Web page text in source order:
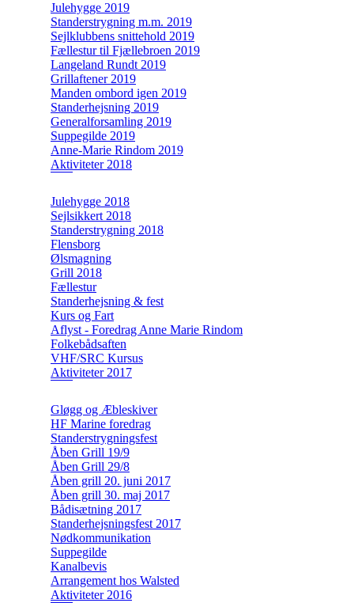
Julehygge 2019
Standerstrygning m.m. 2019
Sejlklubbens snittehold 2019
Fællestur til Fjællebroen 2019
Langeland Rundt 2019
Grillaftener 2019
Manden ombord igen 2019
Standerhejsning 2019
Generalforsamling 2019
Suppegilde 2019
Anne-Marie Rindom 2019
Aktiviteter 2018
Julehygge 2018
Sejlsikkert 2018
Standerstrygning 2018
Flensborg
Ølsmagning
Grill 2018
Fællestur
Standerhejsning & fest
Kurs og Fart
Aflyst - Foredrag Anne Marie Rindom
Folkebådsaften
VHF/SRC Kursus
Aktiviteter 2017
Gløgg og Æbleskiver
HF Marine foredrag
Standerstrygningsfest
Åben Grill 19/9
Åben Grill 29/8
Åben grill 20. juni 2017
Åben grill 30. maj 2017
Bådisætning 2017
Standerhejsningsfest 2017
Nødkommunikation
Suppegilde
Kanalbevis
Arrangement hos Walsted
Aktiviteter 2016